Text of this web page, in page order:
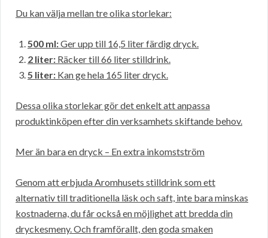
Du kan välja mellan tre olika storlekar:
500 ml:Ger upp till 16,5 liter färdig dryck.
2 liter: Räcker till 66 liter stilldrink.
5 liter: Kan ge hela 165 liter dryck.
Dessa olika storlekar gör det enkelt att anpassa
produktinköpen efter din verksamhets skiftande behov.
Mer än bara en dryck – En extra inkomstström
Genom att erbjuda Aromhusets stilldrink som ett
alternativ till traditionella läsk och saft, inte bara minskas
kostnaderna, du får också en möjlighet att bredda din
dryckesmeny. Och framförallt, den goda smaken